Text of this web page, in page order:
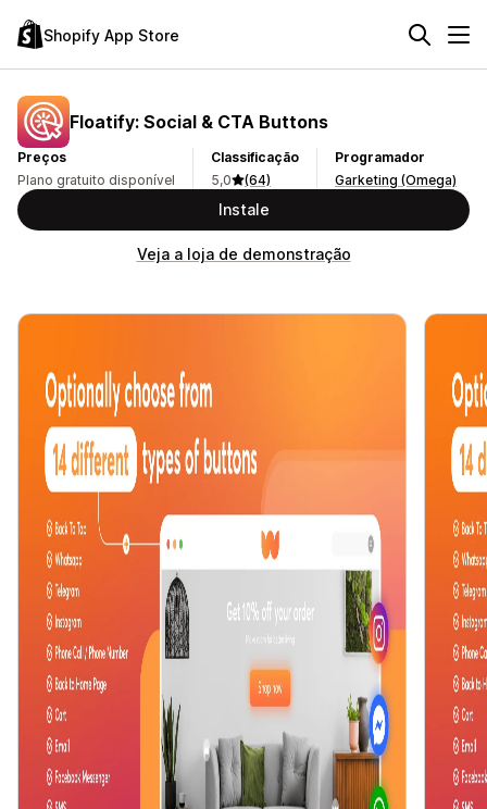
Shopify App Store
Floatify: Social & CTA Buttons
Preços
Plano gratuito disponível
Classificação
5,0
(64)
Programador
Garketing (Omega)
Instale
Veja a loja de demonstração